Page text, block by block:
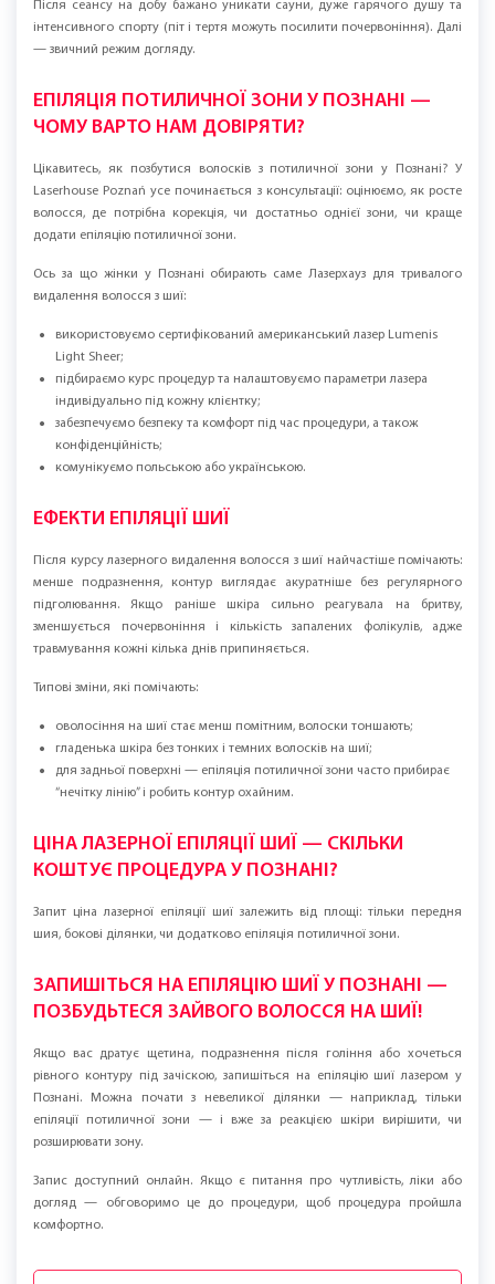
Підготовка проста, але вона впливає на реакцію шкіри:
за 12–24 години акуратно зголити волосся (саме зголити, не
виривати): віск/пінцет/епілятор виключити мінімум на 2–4 тижні;
за 2–3 дні не робити агресивні пілінги, не використовувати спиртові
у день епіляції для зачіски з відкритою шиєю прийти з чистою
шкірою без щільних кремів і масел;
якщо бувають герпетичні висипи або ви лікуєте шкіру активними
препаратами — повідомте про це до початку.
Після сеансу на добу бажано уникати сауни, дуже гарячого душу та
інтенсивного спорту (піт і тертя можуть посилити почервоніння). Далі
ЕПІЛЯЦІЯ ПОТИЛИЧНОЇ ЗОНИ У ПОЗНАНІ —
ЧОМУ ВАРТО НАМ ДОВІРЯТИ?
Цікавитесь, як позбутися волосків з потиличної зони у Познані? У
Laserhouse Poznań усе починається з консультації: оцінюємо, як росте
додати епіляцію потиличної зони.
Ось за що жінки у Познані обирають саме Лазерхауз для тривалого
використовуємо сертифікований американський лазер Lumenis
Light Sheer;
підбираємо курс процедур та налаштовуємо параметри лазера
індивідуально під кожну клієнтку;
конфіденційність;
комунікуємо польською або українською.
ЕФЕКТИ ЕПІЛЯЦІЇ ШИЇ
Після курсу лазерного видалення волосся з шиї найчастіше помічають:
менше подразнення, контур виглядає акуратніше без регулярного
підголювання. Якщо раніше шкіра сильно реагувала на бритву,
зменшується почервоніння і кількість запалених фолікулів, адже
травмування кожні кілька днів припиняється.
оволосіння на шиї стає менш помітним, волоски тоншають;
для задньої поверхні — епіляція потиличної зони часто прибирає
“нечітку лінію” і робить контур охайним.
ЦІНА ЛАЗЕРНОЇ ЕПІЛЯЦІЇ ШИЇ — СКІЛЬКИ
КОШТУЄ ПРОЦЕДУРА У ПОЗНАНІ?
Запит ціна лазерної епіляції шиї залежить від площі: тільки передня
шия, бокові ділянки, чи додатково епіляція потиличної зони.